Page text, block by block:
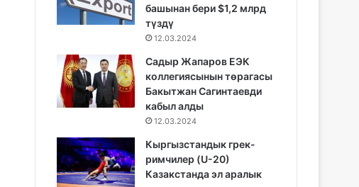
башынан бери $1,2 млрд
түздү
12.03.2024
Садыр Жапаров ЕЭК
коллегиясынын төрагасы
Бакытжан Сагинтаевди
кабыл алды
12.03.2024
Кыргызстандык грек-
римчилер (U-20)
Казакстанда эл аралык